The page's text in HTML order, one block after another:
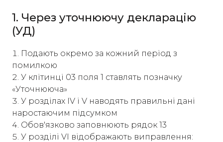
1. Через уточнюючу декларацію
(УД)
Подають окремо за кожний період з
помилкою
У клітинці 03 поля 1 ставлять позначку
«Уточнююча»
У розділах IV і V наводять правильні дані
наростаючим підсумком
Обов'язково заповнюють рядок 13
У розділі VI відображають виправлення: